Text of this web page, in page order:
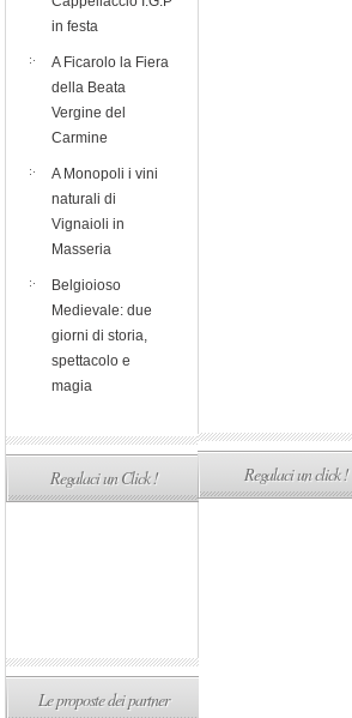
in festa
A Ficarolo la Fiera
della Beata
Vergine del
Carmine
A Monopoli i vini
naturali di
Vignaioli in
Masseria
Belgioioso
Medievale: due
giorni di storia,
spettacolo e
magia
Regalaci un Click !
Le proposte dei partner
Regalaci un click !